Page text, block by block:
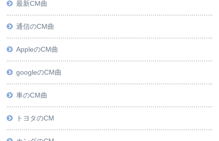
最新CM曲
通信のCM曲
AppleのCM曲
googleのCM曲
車のCM曲
トヨタのCM